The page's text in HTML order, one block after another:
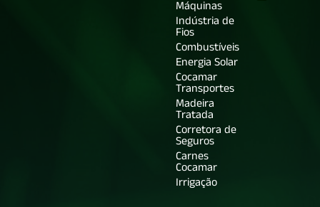
Máquinas
Indústria de
Fios
Combustíveis
Energia Solar
Cocamar
Transportes
Madeira
Tratada
Corretora de
Seguros
Carnes
Cocamar
Irrigação